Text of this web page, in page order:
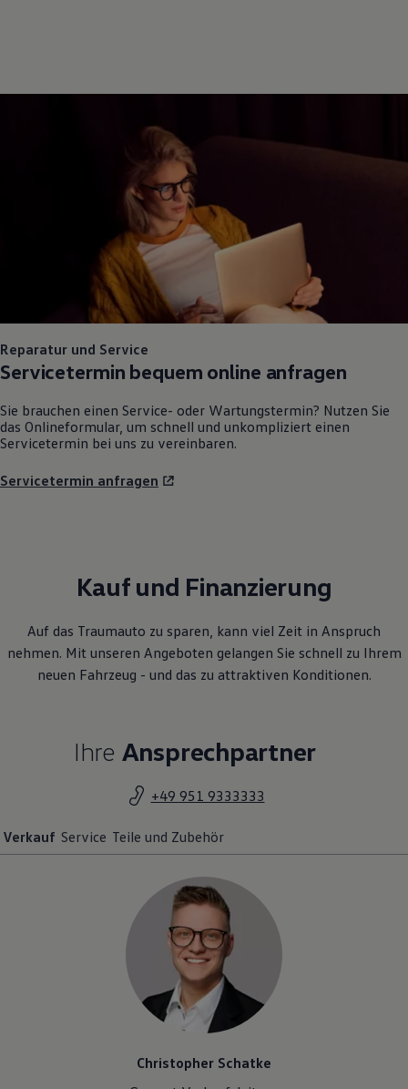
Reparatur und Service
Servicetermin bequem online anfragen
Sie brauchen einen Service- oder Wartungstermin? Nutzen Sie
das Onlineformular, um schnell und unkompliziert einen
Servicetermin bei uns zu vereinbaren.
Servicetermin anfragen
Kauf und Finanzierung
Auf das Traumauto zu sparen, kann viel Zeit in Anspruch
nehmen. Mit unseren Angeboten gelangen Sie schnell zu Ihrem
neuen Fahrzeug - und das zu attraktiven Konditionen.
Ihre Ansprechpartner
+49 951 9333333
Verkauf Service Teile und Zubehör
Christopher Schatke